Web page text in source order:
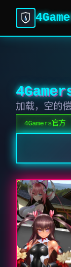
加载，空的
4Gamers官方